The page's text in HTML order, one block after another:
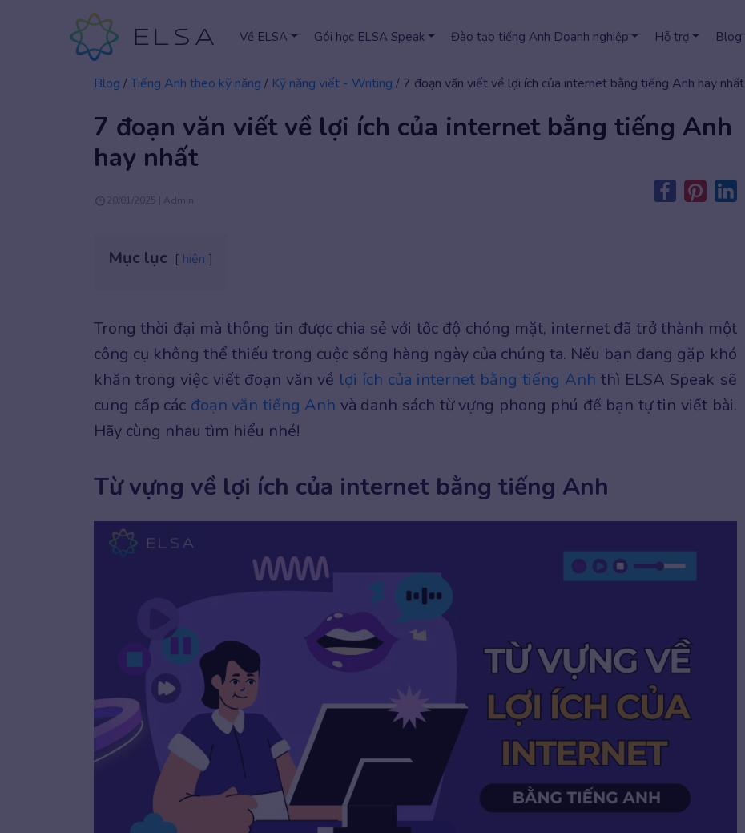
Về ELSA Gói học ELSA Speak Đào tạo tiếng Anh Doanh nghiệp Hỗ trợ Blog
Blog /Tiếng Anh theo kỹ năng / Kỹ năng viết - Writing / 7 đoạn văn viết về lợi ích của internet bằng tiếng Anh hay nhất
7 đoạn văn viết về lợi ích của internet bằng tiếng Anh
hay nhất
20/01/2025 | Admin
Mục lục hiện
Trong thời đại mà thông tin được chia sẻ với tốc độ chóng mặt, internet đã trở thành một
công cụ không thể thiếu trong cuộc sống hàng ngày của chúng ta. Nếu bạn đang gặp khó
khăn trong việc viết đoạn văn về lợi ích của internet bằng tiếng Anh thì ELSA Speak sẽ
cung cấp các đoạn văn tiếng Anh và danh sách từ vựng phong phú để bạn tự tin viết bài.
Hãy cùng nhau tìm hiểu nhé!
Từ vựng về lợi ích của internet bằng tiếng Anh